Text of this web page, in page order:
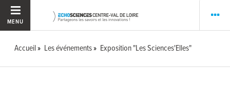
MENU
Accueil Les événements Exposition "Les Sciences'Elles"